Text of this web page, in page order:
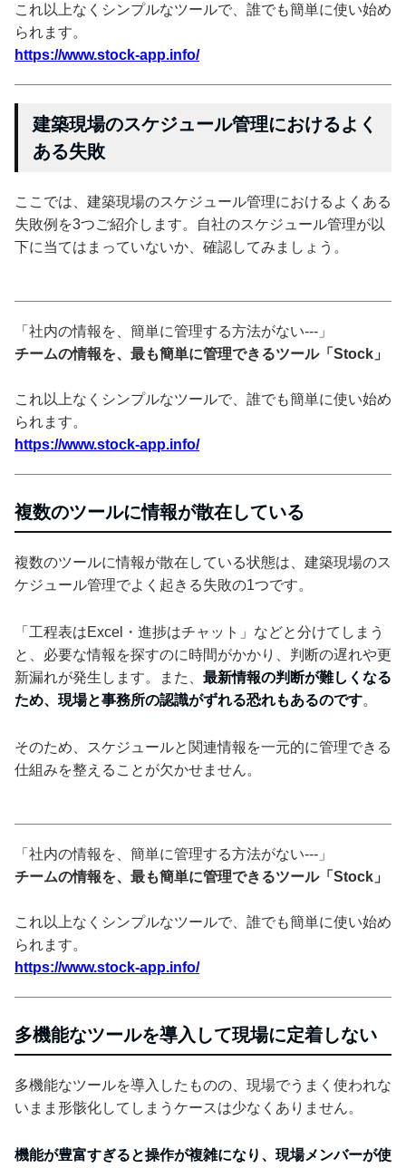
これ以上なくシンプルなツールで、誰でも簡単に使い始め
られます。
https://www.stock-app.info/
建築現場のスケジュール管理におけるよく
ある失敗
ここでは、建築現場のスケジュール管理におけるよくある
失敗例を3つご紹介します。自社のスケジュール管理が以
下に当てはまっていないか、確認してみましょう。
「社内の情報を、簡単に管理する方法がない---」
チームの情報を、最も簡単に管理できるツール「Stock」
これ以上なくシンプルなツールで、誰でも簡単に使い始め
られます。
https://www.stock-app.info/
複数のツールに情報が散在している
複数のツールに情報が散在している状態は、建築現場のス
ケジュール管理でよく起きる失敗の1つです。
「工程表はExcel・進捗はチャット」などと分けてしまう
と、必要な情報を探すのに時間がかかり、判断の遅れや更
新漏れが発生します。また、 最新情報の判断が難しくなる
ため、現場と事務所の認識がずれる恐れもあるのです。
そのため、スケジュールと関連情報を一元的に管理できる
仕組みを整えることが欠かせません。
「社内の情報を、簡単に管理する方法がない---」
チームの情報を、最も簡単に管理できるツール「Stock」
これ以上なくシンプルなツールで、誰でも簡単に使い始め
られます。
https://www.stock-app.info/
多機能なツールを導入して現場に定着しない
多機能なツールを導入したものの、現場でうまく使われな
いまま形骸化してしまうケースは少なくありません。
機能が豊富すぎると操作が複雑になり、現場メンバーが使